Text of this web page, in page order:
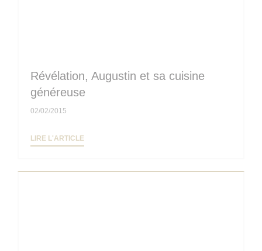
Révélation, Augustin et sa cuisine
généreuse
02/02/2015
LIRE L'ARTICLE